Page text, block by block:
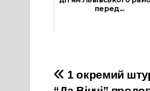
перед...
Навігація
1 окремий